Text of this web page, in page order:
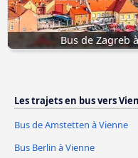
Bus de Zagreb
Les trajets en bus vers
Bus de Amstetten à Vienne
Bus Berlin à Vienne